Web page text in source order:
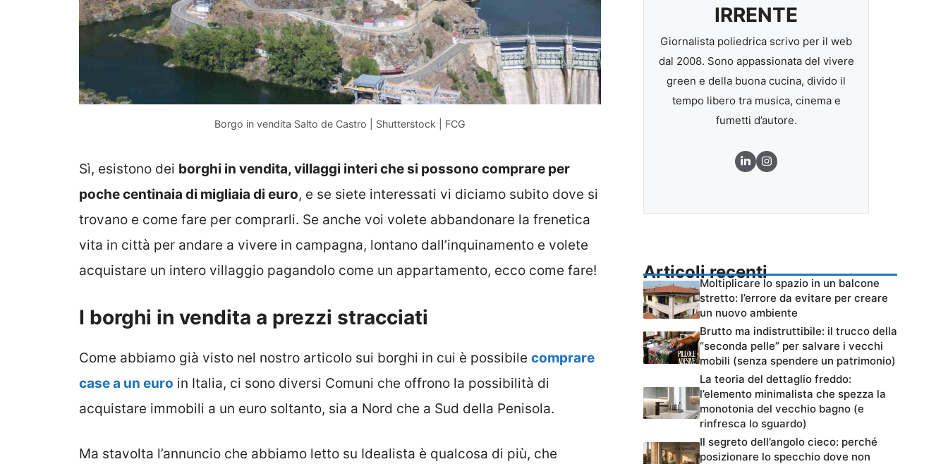
Borgo in vendita Salto de Castro | Shutterstock | FCG
Sì, esistono dei borghi in vendita, villaggi interi che si possono comprare per
poche centinaia di migliaia di euro, e se siete interessati vi diciamo subito dove si
trovano e come fare per comprarli. Se anche voi volete abbandonare la frenetica
vita in città per andare a vivere in campagna, lontano dall’inquinamento e volete
acquistare un intero villaggio pagandolo come un appartamento, ecco come fare!
I borghi in vendita a prezzi stracciati
Come abbiamo già visto nel nostro articolo sui borghi in cui è possibile comprare
case a un euro in Italia, ci sono diversi Comuni che offrono la possibilità di
acquistare immobili a un euro soltanto, sia a Nord che a Sud della Penisola.
Ma stavolta l’annuncio che abbiamo letto su Idealista è qualcosa di più, che
IRRENTE
Giornalista poliedrica scrivo per il web
dal 2008. Sono appassionata del vivere
green e della buona cucina, divido il
tempo libero tra musica, cinema e
fumetti d’autore.
Articoli recenti
Moltiplicare lo spazio in un balcone
stretto: l’errore da evitare per creare
un nuovo ambiente
Brutto ma indistruttibile: il trucco della
“seconda pelle” per salvare i vecchi
mobili (senza spendere un patrimonio)
La teoria del dettaglio freddo:
l’elemento minimalista che spezza la
monotonia del vecchio bagno (e
rinfresca lo sguardo)
Il segreto dell’angolo cieco: perché
posizionare lo specchio dove non